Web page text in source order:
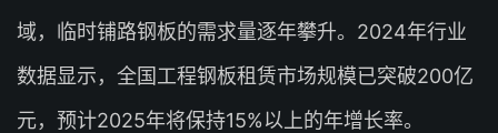
域，临时铺路钢板的需求量逐年攀升。2024年行业
数据显示，全国工程钢板租赁市场规模已突破200亿
元，预计2025年将保持15%以上的年增长率。